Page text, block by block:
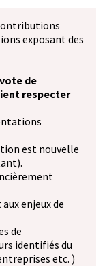
exposant des
de
respecter
est nouvelle
enjeux de
de
identifiés du
etc. )